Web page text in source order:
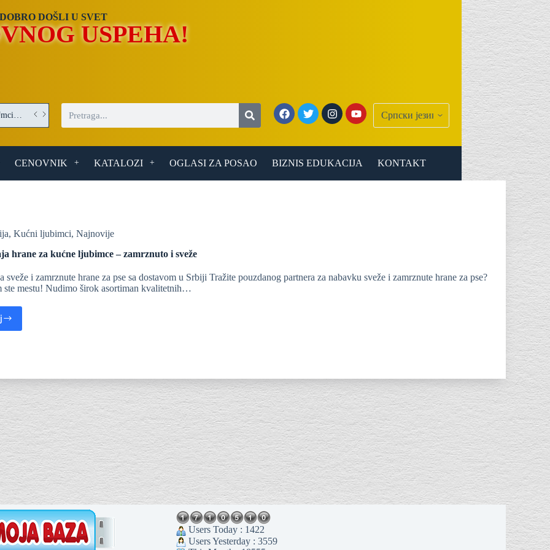
DOBRO DOŠLI U SVET
USPEHA!
Operater/Operaterka obrade optičkih elemenata – posao u Umci (Beograd)
CENOVNIK KATALOZI OGLASI ZA POSAO BIZNIS EDUKACIJA KONTAKT
, Kućni ljubimci, Najnovije
hrane za kućne ljubimce – zamrznuto i sveže
sveže i zamrznute hrane za pse sa dostavom u Srbiji Tražite pouzdanog partnera za nabavku sveže i zamrznute hrane za pse?
ste mestu! Nudimo širok asortiman kvalitetnih…
Users Today : 1422
Users Yesterday : 3559